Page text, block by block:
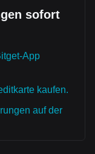
sofort
App
kaufen.
auf der